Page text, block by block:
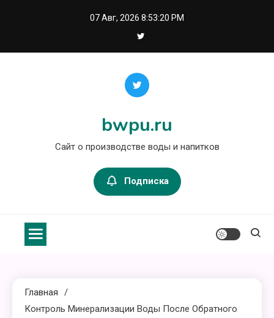
07 Авг, 2026 8:53:21 PM
bwpu.ru
Сайт о производстве воды и напитков
Подписка
Главная
Контроль Минерализации Воды После Обратного